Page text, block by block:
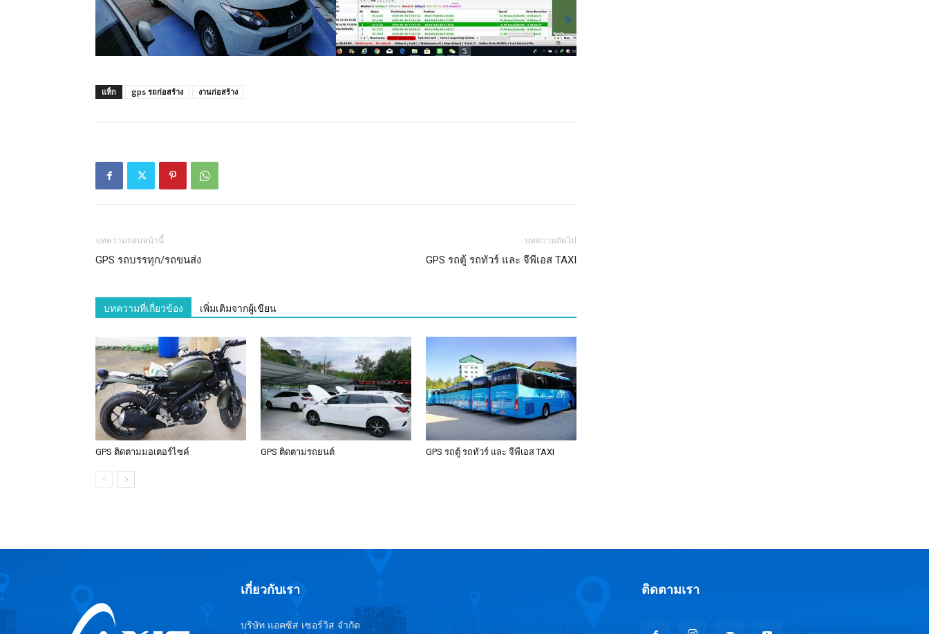
แท็ก gps รถก่อสร้าง งานก่อสร้าง
บทความก่อนหน้านี้
GPS รถบรรทุก/รถขนส่ง
บทความถัดไป
GPS รถตู้ รถทัวร์ และ จีพีเอส TAXI
บทความที่เกี่ยวข้อง เพิ่มเติมจากผู้เขียน
GPS ติดตามมอเตอร์ไซค์ GPS ติดตามรถยนต์ GPS รถตู้ รถทัวร์ และ จีพีเอส TAXI
เกี่ยวกับเรา
บริษัท แอคซิส เซอร์วิส จำกัด
ติดตามเรา